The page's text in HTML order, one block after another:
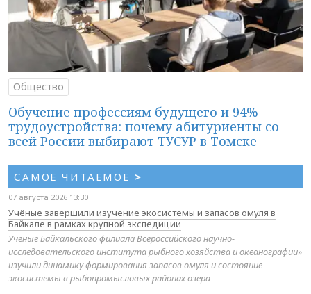
Общество
Обучение профессиям будущего и 94%
трудоустройства: почему абитуриенты со
всей России выбирают ТУСУР в Томске
САМОЕ ЧИТАЕМОЕ >
07 августа 2026 13:30
Учёные завершили изучение экосистемы и запасов омуля в
Байкале в рамках крупной экспедиции
Учёные Байкальского филиала Всероссийского научно-
исследовательского института рыбного хозяйства и океанографии»
изучили динамику формирования запасов омуля и состояние
экосистемы в рыбопромысловых районах озера